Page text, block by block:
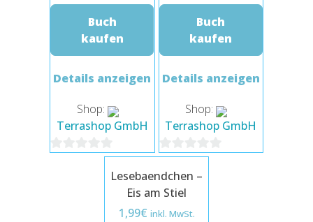
Buch
kaufen
Details anzeigen
Shop:
Terrashop GmbH
Buch
kaufen
Details anzeigen
Shop:
Terrashop GmbH
0
von
5
Lesebaendchen –
Eis am Stiel
1,99€ inkl. MwSt.